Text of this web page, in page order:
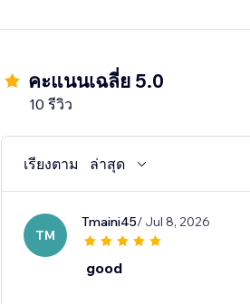
คะแนนเฉลี่ย 5.0
10 รีวิว
เรียงตาม ล่าสุด
TM
Tmaini45/ Jul 8, 2026
good